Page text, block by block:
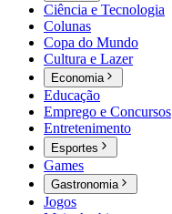
Ciência e Tecnologia
Colunas
Copa do Mundo
Cultura e Lazer
Economia
Educação
Emprego e Concursos
Entretenimento
Esportes
Games
Gastronomia
Jogos